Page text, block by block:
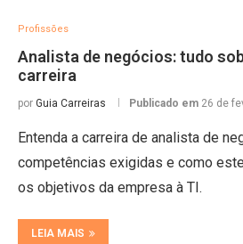
Profissões
Analista de negócios: tudo
carreira
por Guia Carreiras Publicado em 26 de
Entenda a carreira de analista de
competências exigidas e como
os objetivos da empresa à TI.
LEIA MAIS